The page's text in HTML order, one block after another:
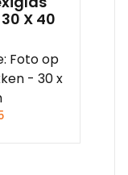
X 40
Foto op
- 30 x